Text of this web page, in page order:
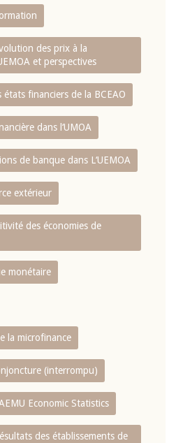
des prix à la
et perspectives
états financiers de la BCEAO
dans l‘UMOA
de banque dans L‘UEMOA
extérieur
des économies de
monétaire
la microfinance
(interrompu)
Economic Statistics
des établissements de